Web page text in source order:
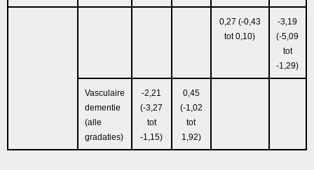
0,27 (-0,43
tot 0,10)
-3,19
(-5,09
tot
-1,29)
Vasculaire
dementie
(alle
gradaties)
-2,21
(-3,27
tot
-1,15)
0,45
(-1,02
tot
1,92)